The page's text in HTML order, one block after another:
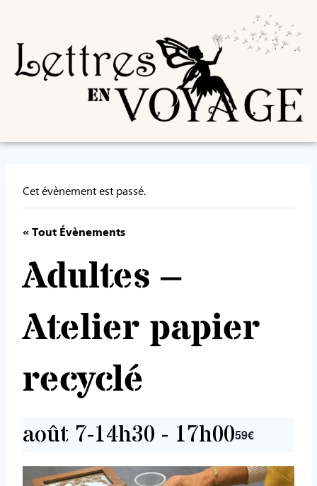
Cet évènement est passé.
« Tout Évènements
Adultes –
Atelier papier
recyclé
août 7-14h30 - 17h0059€